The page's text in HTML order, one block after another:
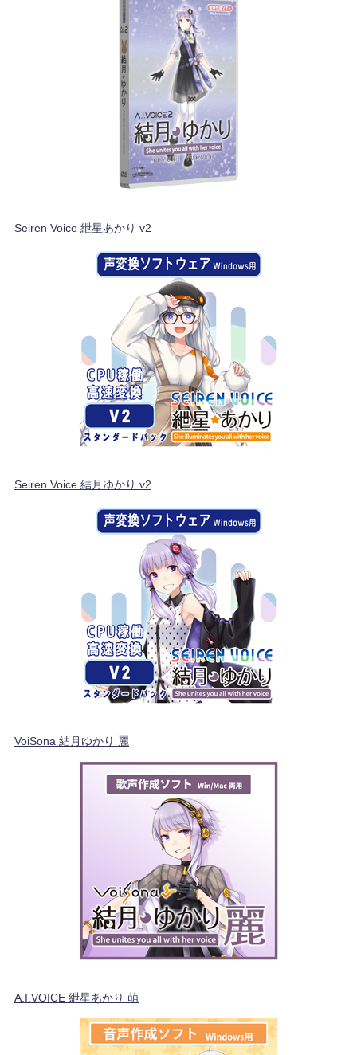
Seiren Voice 紲星あかり v2
Seiren Voice 結月ゆかり v2
VoiSona 結月ゆかり 麗
A.I.VOICE 紲星あかり 萌